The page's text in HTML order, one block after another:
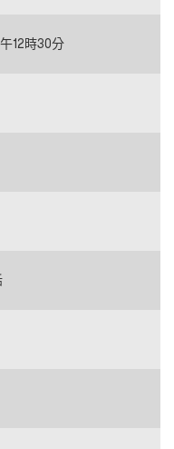
12時30分